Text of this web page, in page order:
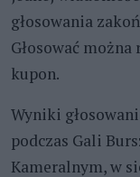
głosowania
Głosować
kupon.
Wyniki
podczas Gali
Kameralnym, w